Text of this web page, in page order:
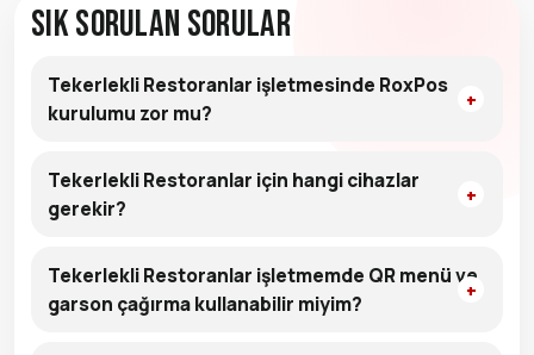
Sık Sorulan Sorular
Tekerlekli Restoranlar işletmesinde RoxPos
kurulumu zor mu?
Tekerlekli Restoranlar için hangi cihazlar
gerekir?
Tekerlekli Restoranlar işletmemde QR menü ve
garson çağırma kullanabilir miyim?